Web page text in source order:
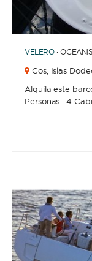
VELERO ·
Cos, Islas
Alquila este
Personas ·4